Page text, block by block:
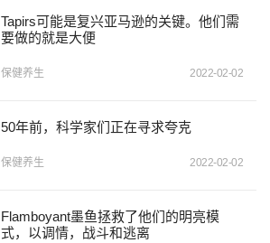
Tapirs可能是复兴亚马逊的关键。他们需
要做的就是大便
保健养生 2022-02-02
50年前，科学家们正在寻求夸克
保健养生 2022-02-02
Flamboyant墨鱼拯救了他们的明亮模
式，以调情，战斗和逃离